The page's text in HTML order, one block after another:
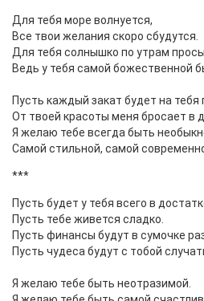
Для тебя море волнуется,
Все твои желания скоро сбудутся.
Для тебя солнышко по утрам
Ведь у тебя самой божественной
Пусть каждый закат будет на тебя
От твоей красоты меня бросает в
Я желаю тебе всегда быть
Самой стильной, самой
***
Пусть будет у тебя всего в
Пусть тебе живется сладко.
Пусть финансы будут в сумочке
Пусть чудеса будут с тобой
Я желаю тебе быть неотразимой.